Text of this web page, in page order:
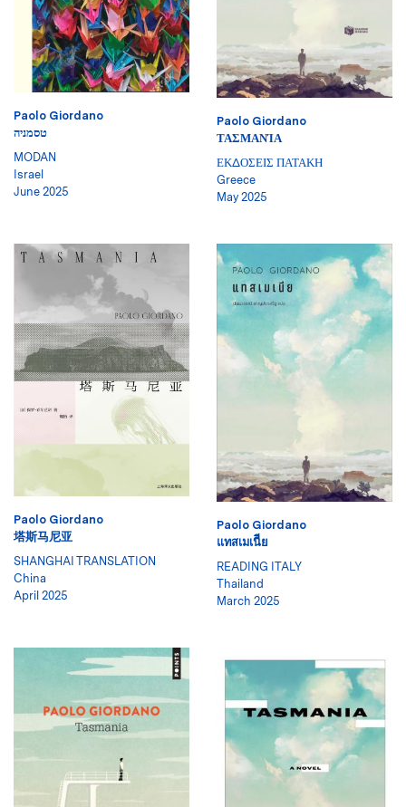
Paolo Giordano
טסמניה
MODAN
Israel
June 2025
Paolo Giordano
ΤΑΣΜΑΝΊΑ
ΕΚΔΟΣΕΙΣ ΠΑΤΑΚΗ
Greece
May 2025
Paolo Giordano
塔斯马尼亚
SHANGHAI TRANSLATION
China
April 2025
Paolo Giordano
แทสเมเนีีย
READING ITALY
Thailand
March 2025